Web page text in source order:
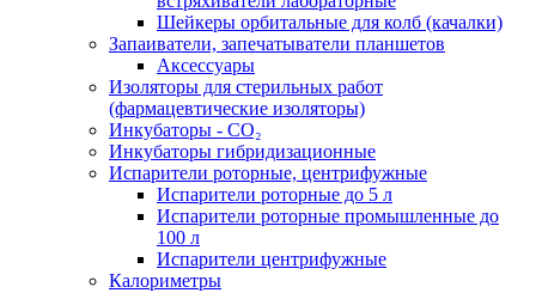
Шейкеры орбитальные для колб (качалки)
Запаиватели, запечатыватели планшетов
Аксессуары
Изоляторы для стерильных работ
(фармацевтические изоляторы)
Инкубаторы - CO₂
Инкубаторы гибридизационные
Испарители роторные, центрифужные
Испарители роторные до 5 л
Испарители роторные промышленные до
100 л
Испарители центрифужные
Калориметры